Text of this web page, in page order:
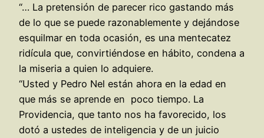
“… La pretensión de parecer rico gastando más
de lo que se puede razonablemente y dejándose
esquilmar en toda ocasión, es una mentecatez
ridícula que, convirtiéndose en hábito, condena a
la miseria a quien lo adquiere.
“Usted y Pedro Nel están ahora en la edad en
que más se aprende en poco tiempo. La
Providencia, que tanto nos ha favorecido, los
dotó a ustedes de inteligencia y de un juicio